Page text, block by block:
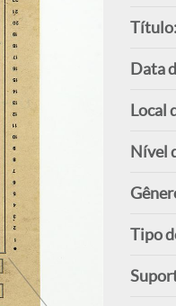
Título:
Data
Local
Nível
Tipo